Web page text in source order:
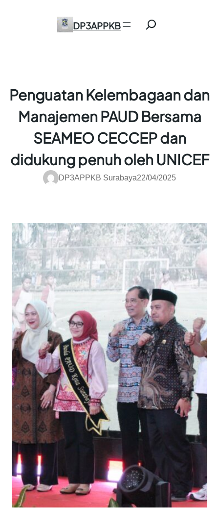
DP3APPKB
Penguatan Kelembagaan dan
Manajemen PAUD Bersama
SEAMEO CECCEP dan
didukung penuh oleh UNICEF
DP3APPKB Surabaya22/04/2025